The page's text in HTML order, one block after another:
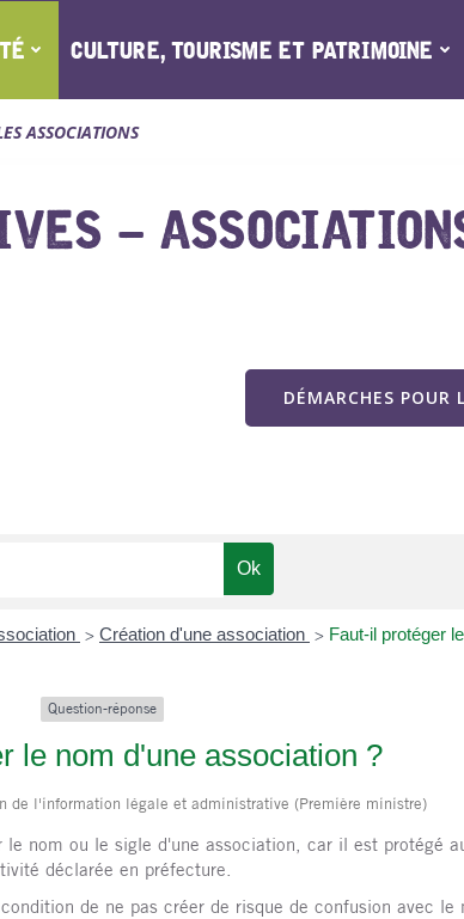
CULTURE, TOURISME ET PATRIMOINE
ASSOCIATIONS
–
DÉMARCHES POUR
> Création d'une association > Faut-il protéger
Question-réponse
le nom d'une association ?
l'information légale et administrative (Première ministre)
nom ou le sigle d'une association, car il est protégé
déclarée en préfecture.
de ne pas créer de risque de confusion avec le